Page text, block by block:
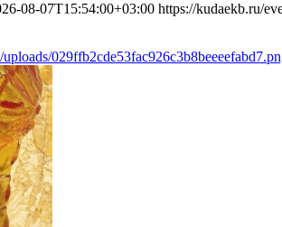
08-07T15:54:00+03:00 https://kudaekb.ru/